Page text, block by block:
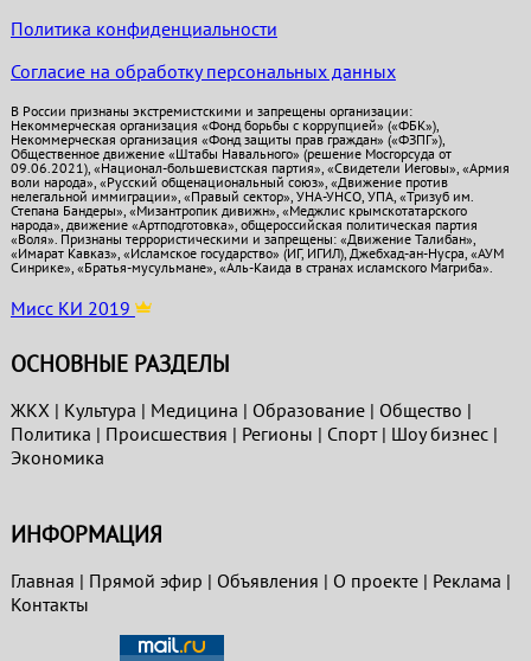
Политика конфиденциальности
Согласие на обработку персональных данных
В России признаны экстремистскими и запрещены организации:
Некоммерческая организация «Фонд борьбы с коррупцией» («ФБК»),
Некоммерческая организация «Фонд защиты прав граждан» («ФЗПГ»),
Общественное движение «Штабы Навального» (решение Мосгорсуда от
09.06.2021), «Национал-большевистская партия», «Свидетели Иеговы», «Армия
воли народа», «Русский общенациональный союз», «Движение против
нелегальной иммиграции», «Правый сектор», УНА-УНСО, УПА, «Тризуб им.
Степана Бандеры», «Мизантропик дивижн», «Меджлис крымскотатарского
народа», движение «Артподготовка», общероссийская политическая партия
«Воля». Признаны террористическими и запрещены: «Движение Талибан»,
«Имарат Кавказ», «Исламское государство» (ИГ, ИГИЛ), Джебхад-ан-Нусра, «АУМ
Синрике», «Братья-мусульмане», «Аль-Каида в странах исламского Магриба».
Мисс КИ 2019
ОСНОВНЫЕ РАЗДЕЛЫ
ЖКХ| Культура | Медицина | Образование| Общество |
Политика | Проиcшествия | Регионы | Спорт| Шоу бизнес|
Экономика
ИНФОРМАЦИЯ
Главная | Прямой эфир | Объявления | О проекте| Реклама |
Контакты